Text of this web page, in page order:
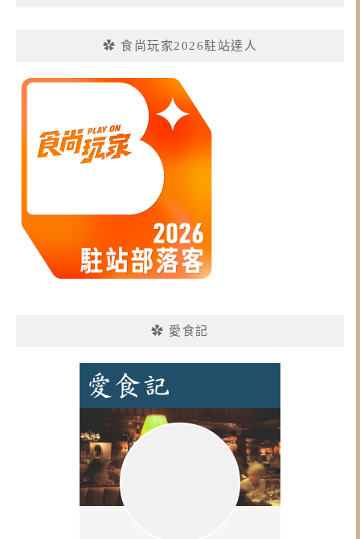
✿ 食尚玩家2026駐站達人
✿ 愛食記